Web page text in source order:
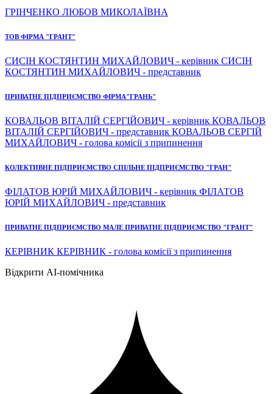
ГРІНЧЕНКО ЛЮБОВ МИКОЛАЇВНА
ТОВ ФІРМА "ГРАНТ"
СИСІН КОСТЯНТИН МИХАЙЛОВИЧ - керівник СИСІН
КОСТЯНТИН МИХАЙЛОВИЧ - представник
ПРИВАТНЕ ПІДПРИЄМСТВО ФІРМА"ГРАНЬ"
КОВАЛЬОВ ВІТАЛІЙ СЕРГІЙОВИЧ - керівник КОВАЛЬОВ
ВІТАЛІЙ СЕРГІЙОВИЧ - представник КОВАЛЬОВ СЕРГІЙ
МИХАЙЛОВИЧ - голова комісії з припинення
КОЛЕКТИВНЕ ПІДПРИЄМСТВО СПІЛЬНЕ ПІДПРИЄМСТВО "ГРАН"
ФІЛАТОВ ЮРІЙ МИХАЙЛОВИЧ - керівник ФІЛАТОВ
ЮРІЙ МИХАЙЛОВИЧ - представник
ПРИВАТНЕ ПІДПРИЄМСТВО МАЛЕ ПРИВАТНЕ ПІДПРИЄМСТВО "ГРАНТ"
КЕРІВНИК КЕРІВНИК - голова комісії з припинення
Відкрити AI-помічника